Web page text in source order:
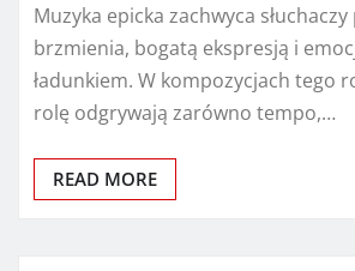
Muzyka epicka zachwyca
brzmienia, bogatą ekspresją i
ładunkiem. W kompozycjach tego
rolę odgrywają zarówno tempo,…
READ MORE